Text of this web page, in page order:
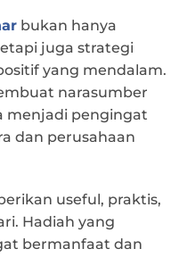
bukan hanya
juga strategi
yang mendalam.
narasumber
menjadi pengingat
dan perusahaan
useful, praktis,
Hadiah yang
bermanfaat dan